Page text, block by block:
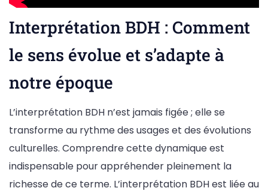
Interprétation BDH : Comment
le sens évolue et s’adapte à
notre époque
L’interprétation BDH n’est jamais figée ; elle se
transforme au rythme des usages et des évolutions
culturelles. Comprendre cette dynamique est
indispensable pour appréhender pleinement la
richesse de ce terme. L’interprétation BDH est liée au